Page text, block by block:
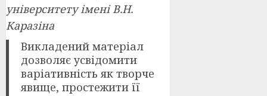
університету імені В.Н.
Каразіна
Викладений матеріал
дозволяє усвідомити
варіативність як творче
явище, простежити її